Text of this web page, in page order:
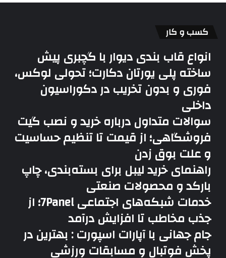
کسب و کار
انواع قاب بندی دیوار با گچبری پیش
ساخته پلی یورتان دکارت؛ تحولی لوکس،
فوری و بدون تخریب در دکوراسیون
داخلی
سوالات متداول درباره خرید و نصب گیت
فروشگاهی؛ از قیمت تا تنظیم حساسیت
و علت بوق زدن
راهنمای خرید لیبل برای بسته‌بندی، چاپ
بارکد و محصولات صنعتی
خدمات شبکه‌های اجتماعی 7Panel؛ از
جذب مخاطب تا افزایش درآمد
جام جهانی با آپارات اسپورت : بهترین در
پخش فوتبال و مسابقات ورزشی